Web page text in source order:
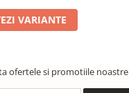
VARIANTE
ofertele si promotiile noastre